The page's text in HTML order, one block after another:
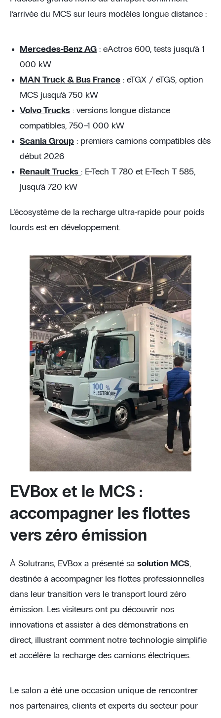
l’arrivée du MCS sur leurs modèles longue distance :
Mercedes-Benz AG : eActros 600, tests jusqu’à 1
000 kW
MAN Truck & Bus France : eTGX / eTGS, option
MCS jusqu’à 750 kW
Volvo Trucks : versions longue distance
compatibles, 750–1 000 kW
Scania Group : premiers camions compatibles dès
début 2026
Renault Trucks : E-Tech T 780 et E-Tech T 585,
jusqu’à 720 kW
L’écosystème de la recharge ultra-rapide pour poids
lourds est en développement.
EVBox et le MCS :
accompagner les flottes
vers zéro émission
À Solutrans, EVBox a présenté sa solution MCS,
destinée à accompagner les flottes professionnelles
dans leur transition vers le transport lourd zéro
émission. Les visiteurs ont pu découvrir nos
innovations et assister à des démonstrations en
direct, illustrant comment notre technologie simplifie
et accélère la recharge des camions électriques.
Le salon a été une occasion unique de rencontrer
nos partenaires, clients et experts du secteur pour